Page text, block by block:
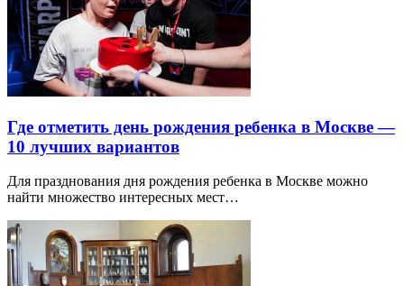
Где отметить день рождения ребенка в Москве —
10 лучших вариантов
Для празднования дня рождения ребенка в Москве можно
найти множество интересных мест…